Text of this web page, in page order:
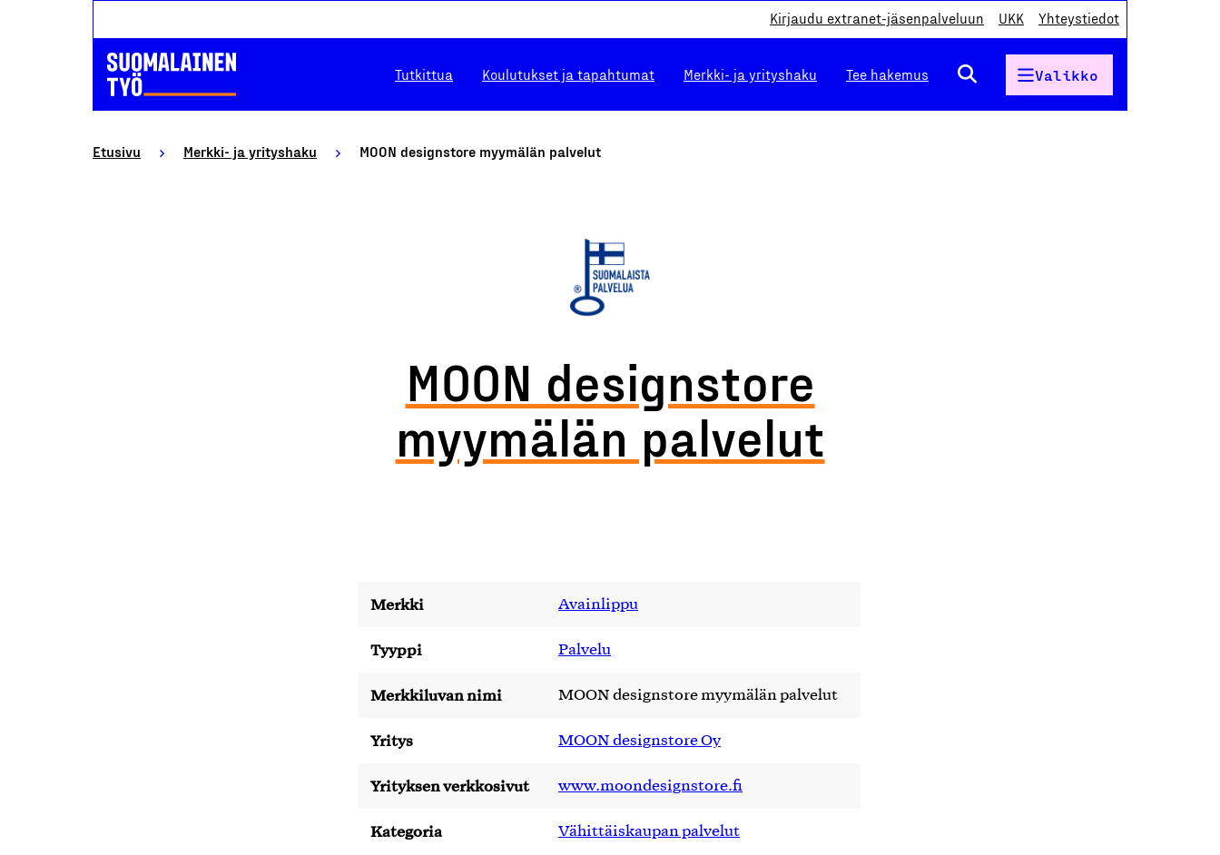
Kirjaudu extranet-jäsenpalveluun UKK Yhteystiedot
Tutkittua Koulutukset ja tapahtumat Merkki- ja yrityshaku Tee hakemus Valikko
Etusivu Merkki- ja yrityshaku MOON designstore myymälän palvelut
MOON designstore
myymälän palvelut
Merkki Avainlippu
Tyyppi Palvelu
Merkkiluvan nimi MOON designstore myymälän palvelut
Yritys MOON designstore Oy
Yrityksen verkkosivut www.moondesignstore.fi
Kategoria Vähittäiskaupan palvelut